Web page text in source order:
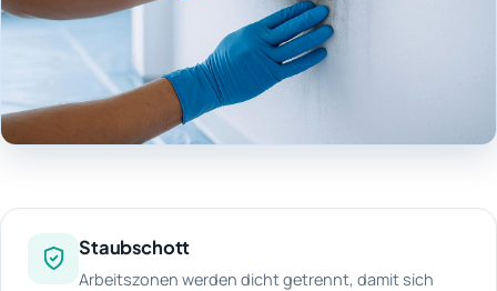
Staubschott
Arbeitszonen werden dicht getrennt, damit sich